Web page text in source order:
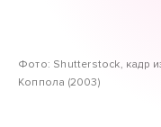
Фото: Shutterstock, кадр
Коппола (2003)